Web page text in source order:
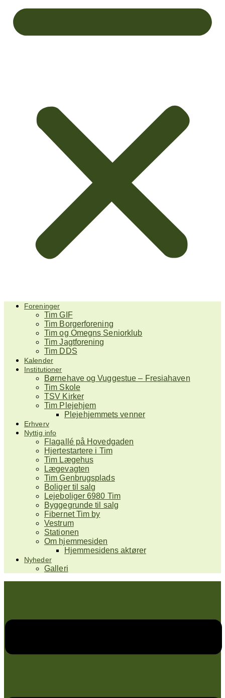
Foreninger
Tim GIF
Tim Borgerforening
Tim og Omegns Seniorklub
Tim Jagtforening
Tim DDS
Kalender
Institutioner
Børnehave og Vuggestue – Fresiahaven
Tim Skole
TSV Kirker
Tim Plejehjem
Plejehjemmets venner
Erhverv
Nyttig info
Flagallé på Hovedgaden
Hjertestartere i Tim
Tim Lægehus
Lægevagten
Tim Genbrugsplads
Boliger til salg
Lejeboliger 6980 Tim
Byggegrunde til salg
Fibernet Tim by
Vestrum
Stationen
Om hjemmesiden
Hjemmesidens aktører
Nyheder
Galleri